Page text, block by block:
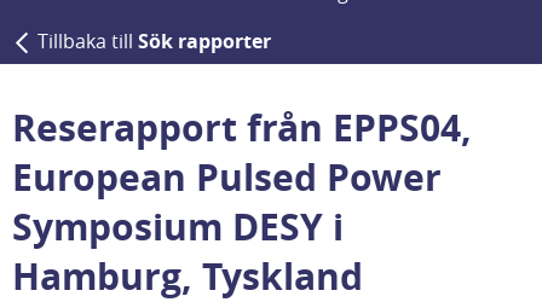
Tillbaka till Sök rapporter
Reserapport från EPPS04,
European Pulsed Power
Symposium DESY i
Hamburg, Tyskland